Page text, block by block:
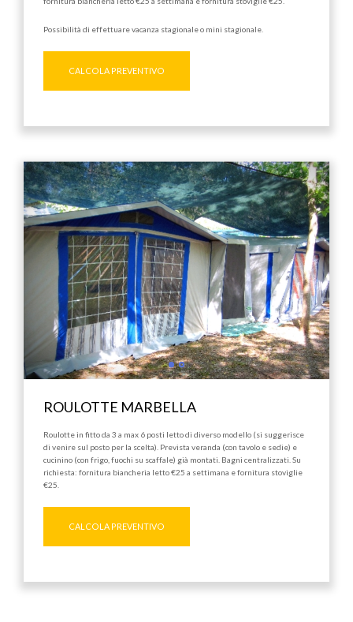
Possibilità di effettuare vacanza stagionale o mini stagionale.
CALCOLA PREVENTIVO
ROULOTTE MARBELLA
Roulotte in fitto da 3 a max 6 posti letto di diverso modello (si suggerisce
di venire sul posto per la scelta). Prevista veranda (con tavolo e sedie) e
cucinino (con frigo, fuochi su scaffale) già montati. Bagni centralizzati. Su
richiesta: fornitura biancheria letto €25 a settimana e fornitura stoviglie
€25.
CALCOLA PREVENTIVO